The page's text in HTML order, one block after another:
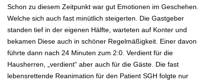
Schon zu diesem Zeitpunkt war gut Emotionen im Geschehen.
Welche sich auch fast minütlich steigerten. Die Gastgeber
standen tief in der eigenen Hälfte, warteten auf Konter und
bekamen Diese auch in schöner Regelmäßigkeit. Einer davon
führte dann nach 24 Minuten zum 2:0. Verdient für die
Hausherren, „verdient“ aber auch für die Gäste. Die fast
lebensrettende Reanimation für den Patient SGH folgte nur